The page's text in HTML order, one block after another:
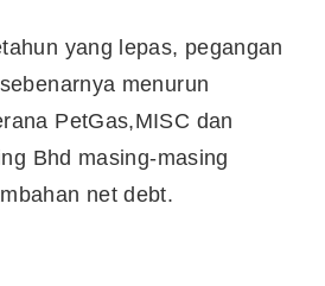
yang lepas, pegangan
menurun
PetGas,MISC dan
Bhd masing-masing
net debt.